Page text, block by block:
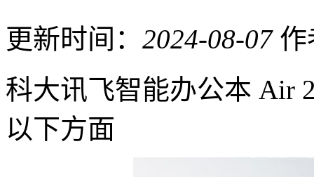
更新时间： 2024-08-07 作
科大讯飞智能办公本 Air
以下方面